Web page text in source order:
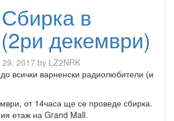
в
декември)
2017 by LZ2NRK
всички варненски радиолюбители (и
от 14часа ще се проведе сбирка.
етаж на Grand Mall.